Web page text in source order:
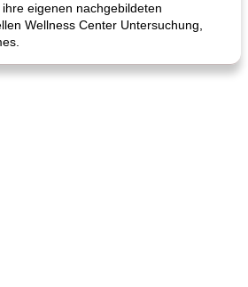
eigenen nachgebildeten
Wellness Center Untersuchung,